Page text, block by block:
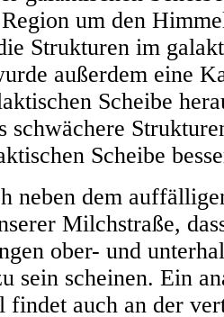
um den
Strukturen im
außerdem eine
Scheibe
schwächere
Scheibe
neben dem
Milchstraße,
ober- und
sein scheinen. Ein
findet auch an der